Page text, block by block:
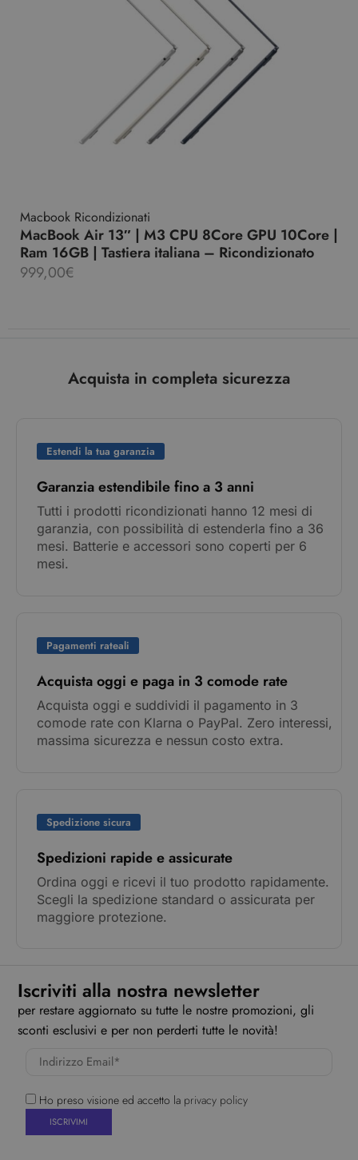
Macbook Ricondizionati
MacBook Air 13″ | M3 CPU 8Core GPU 10Core |
Ram 16GB | Tastiera italiana – Ricondizionato
999,00€
Acquista in completa sicurezza
Estendi la tua garanzia
Garanzia estendibile fino a 3 anni
Tutti i prodotti ricondizionati hanno 12 mesi di
garanzia, con possibilità di estenderla fino a 36
mesi. Batterie e accessori sono coperti per 6
mesi.
Pagamenti rateali
Acquista oggi e paga in 3 comode rate
Acquista oggi e suddividi il pagamento in 3
comode rate con Klarna o PayPal. Zero interessi,
massima sicurezza e nessun costo extra.
Spedizione sicura
Spedizioni rapide e assicurate
Ordina oggi e ricevi il tuo prodotto rapidamente.
Scegli la spedizione standard o assicurata per
maggiore protezione.
Iscriviti alla nostra newsletter
per restare aggiornato su tutte le nostre promozioni, gli
sconti esclusivi e per non perderti tutte le novità!
Ho preso visione ed accetto la privacy policy